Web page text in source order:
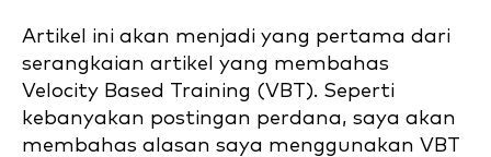
Artikel ini akan menjadi yang pertama dari
serangkaian artikel yang membahas
Velocity Based Training (VBT). Seperti
kebanyakan postingan perdana, saya akan
membahas alasan saya menggunakan VBT